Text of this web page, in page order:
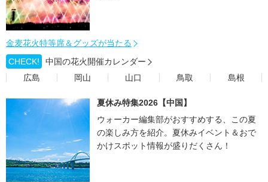
金麦花火特等席＆グッズが当たる
CHECK!
中国の花火開催カレンダー
広島
岡山 山口 鳥取 島根
夏休み特集2026【中国】
ウォーカー編集部がおすすめする、この夏
の楽しみ方を紹介。夏休みイベント＆おで
かけスポット情報が盛りだくさん！